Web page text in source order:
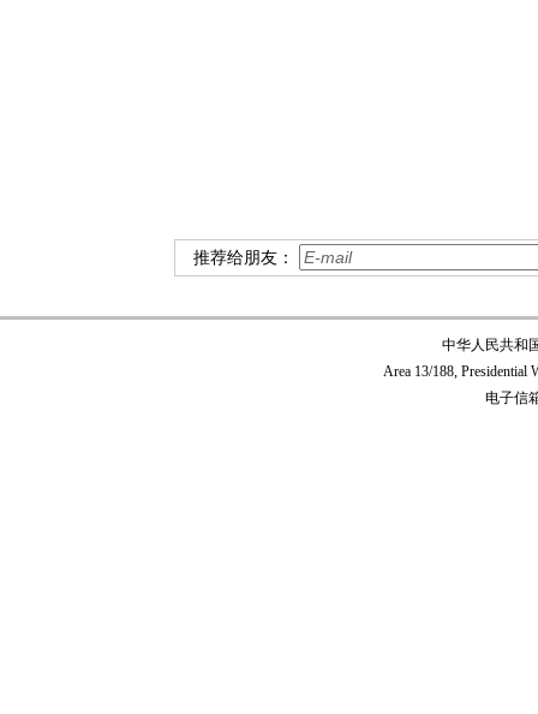
推荐给朋友：
中华人民共和
Area 13/188, Presidential
电子信